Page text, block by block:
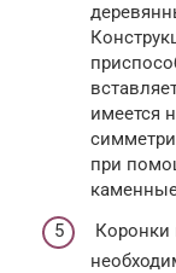
имеется
при
Коронки